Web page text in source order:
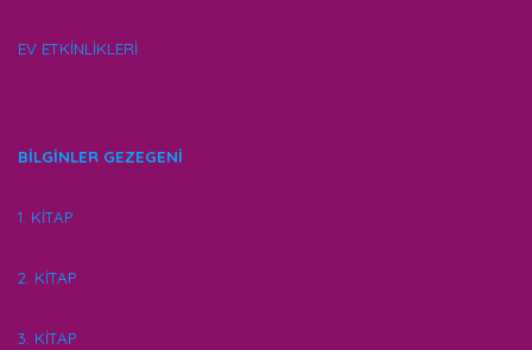
EV ETKİNLİKLERİ
BİLGİNLER GEZEGENİ
1. KİTAP
2. KİTAP
3. KİTAP